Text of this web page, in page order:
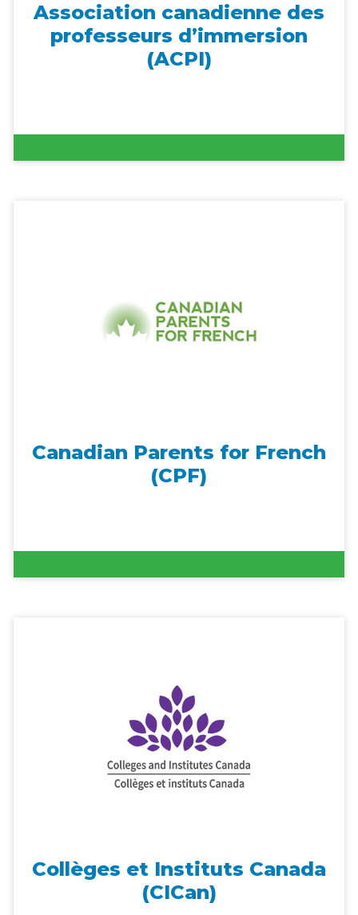
Association canadienne des
professeurs d’immersion
(ACPI)
Canadian Parents for French
(CPF)
Collèges et Instituts Canada
(CICan)